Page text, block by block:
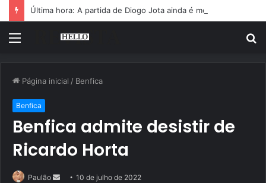
Menu
Página inicial / Benfica
Benfica
Benfica admite desistir de
Ricardo Horta
Paulão
Mande10 de julho de 2022